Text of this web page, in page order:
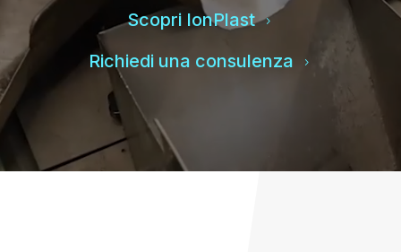
Scopri IonPlast 5
Richiedi una consulenza 5